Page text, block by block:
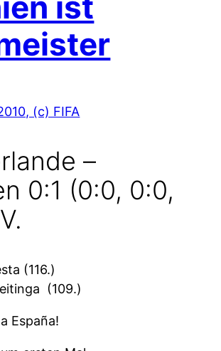
–
0:1 (0:0, 0:0,
(116.)
(109.)
España!